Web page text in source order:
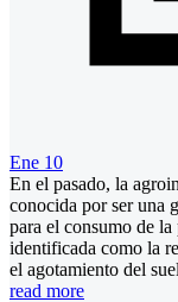
Ene 10
En el pasado, la
conocida por ser una
para el consumo de
identificada como la
el agotamiento del
read more